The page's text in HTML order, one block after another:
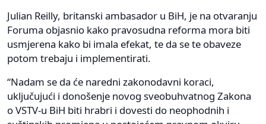
Julian Reilly, britanski ambasador u BiH, je na otvaranju
Foruma objasnio kako pravosudna reforma mora biti
usmjerena kako bi imala efekat, te da se te obaveze
potom trebaju i implementirati.
“Nadam se da će naredni zakonodavni koraci,
uključujući i donošenje novog sveobuhvatnog Zakona
o VSTV-u BiH biti hrabri i dovesti do neophodnih i